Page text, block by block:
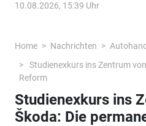
10.08.2026, 15:39 Uhr
Home Nachrichten
Studienexkurs ins Zentrum
Reform
Studienexkurs ins
Škoda: Die